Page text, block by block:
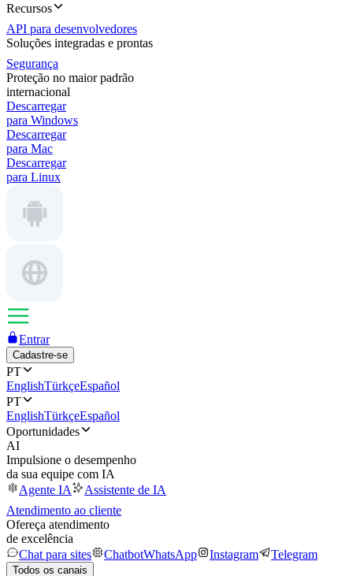
Recursos
API para desenvolvedores
Soluções integradas e prontas
Segurança
Proteção no maior padrão
internacional
Descarregar
para Windows
Descarregar
para Mac
Descarregar
para Linux
Entrar
Cadastre-se
PT
EnglishTürkçeEspañol
PT
EnglishTürkçeEspañol
Oportunidades
AI
Impulsione o desempenho
da sua equipe com IA
Agente IA
Assistente de IA
Atendimento ao cliente
Ofereça atendimento
de excelência
Chat para sites
ChatbotWhatsApp Instagram Telegram
Todos os canais